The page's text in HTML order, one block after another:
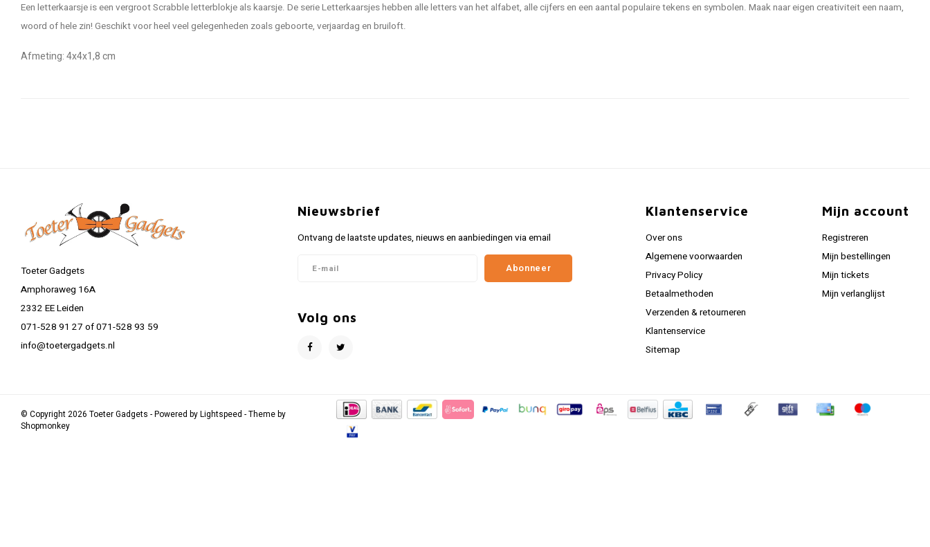
Een letterkaarsje is een vergroot Scrabble letterblokje als kaarsje. De serie Letterkaarsjes hebben alle letters van het alfabet, alle cijfers en een aantal populaire tekens en symbolen. Maak naar eigen creativiteit een naam,
woord of hele zin! Geschikt voor heel veel gelegenheden zoals geboorte, verjaardag en bruiloft.
Afmeting: 4x4x1,8 cm
Toeter Gadgets
Amphoraweg 16A
2332 EE Leiden
071-528 91 27 of 071-528 93 59
info@toetergadgets.nl
Nieuwsbrief
Ontvang de laatste updates, nieuws en aanbiedingen via email
Abonneer
Volg ons
Klantenservice
Over ons
Algemene voorwaarden
Privacy Policy
Betaalmethoden
Verzenden & retourneren
Klantenservice
Sitemap
Mijn account
Registreren
Mijn bestellingen
Mijn tickets
Mijn verlanglijst
© Copyright 2026 Toeter Gadgets - Powered byLightspeed - Theme by
Shopmonkey